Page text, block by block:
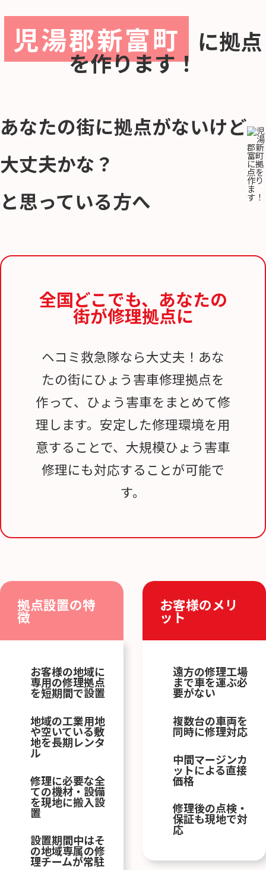
児湯郡新富町 に拠点
を作ります！
あなたの街に拠点がないけど
大丈夫かな？
と思っている方へ
全国どこでも、 あなたの
街が修理拠点に
ヘコミ救急隊なら大丈夫！あな
たの街にひょう害車修理拠点を
作って、ひょう害車をまとめて修
理します。安定した修理環境を用
意することで、大規模ひょう害車
修理にも対応することが可能で
す。
拠点設置の特
徴
お客様の地域に
専用の修理拠点
を短期間で設置
地域の工業用地
や空いている敷
地を長期レンタ
ル
修理に必要な全
ての機材・設備
を現地に搬入設
置
設置期間中はそ
の地域専属の修
理チームが常駐
お客様のメリ
ット
遠方の修理工場
まで車を運ぶ必
要がない
複数台の車両を
同時に修理対応
中間マージンカ
ットによる直接
価格
修理後の点検・
保証も現地で対
応